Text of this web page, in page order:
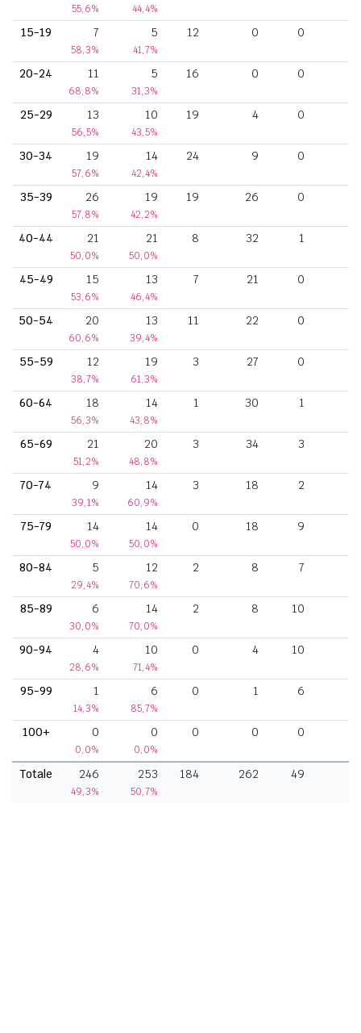
55,6% 44,4%
15-19 7
58,3%
5
41,7%
12 0 0
20-24 11
68,8%
5
31,3%
16 0 0
25-29 13
56,5%
10
43,5%
19 4 0
30-34 19
57,6%
14
42,4%
24 9 0
35-39 26
57,8%
19
42,2%
19 26 0
40-44 21
50,0%
21
50,0%
8 32 1
45-49 15
53,6%
13
46,4%
7 21 0
50-54 20
60,6%
13
39,4%
11 22 0
55-59 12
38,7%
19
61,3%
3 27 0
60-64 18
56,3%
14
43,8%
1 30 1
65-69 21
51,2%
20
48,8%
3 34 3
70-74 9
39,1%
14
60,9%
3 18 2
75-79 14
50,0%
14
50,0%
0 18 9
80-84 5
29,4%
12
70,6%
2 8 7
85-89 6
30,0%
14
70,0%
2 8 10
90-94 4
28,6%
10
71,4%
0 4 10
95-99 1
14,3%
6
85,7%
0 1 6
100+ 0
0,0%
0
0,0%
0 0 0
Totale 246
49,3%
253
50,7%
184 262 49